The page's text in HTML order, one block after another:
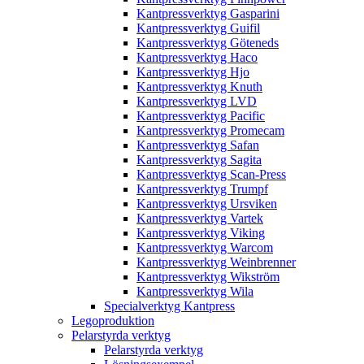
Kantpressverktyg Gasparini
Kantpressverktyg Guifil
Kantpressverktyg Göteneds
Kantpressverktyg Haco
Kantpressverktyg Hjo
Kantpressverktyg Knuth
Kantpressverktyg LVD
Kantpressverktyg Pacific
Kantpressverktyg Promecam
Kantpressverktyg Safan
Kantpressverktyg Sagita
Kantpressverktyg Scan-Press
Kantpressverktyg Trumpf
Kantpressverktyg Ursviken
Kantpressverktyg Vartek
Kantpressverktyg Viking
Kantpressverktyg Warcom
Kantpressverktyg Weinbrenner
Kantpressverktyg Wikström
Kantpressverktyg Wila
Specialverktyg Kantpress
Legoproduktion
Pelarstyrda verktyg
Pelarstyrda verktyg